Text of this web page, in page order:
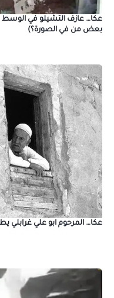
عكا… عازف التشيلو في الوسط
بعض من في الصورة؟)
عكا… المرحوم ابو علي غرابلي